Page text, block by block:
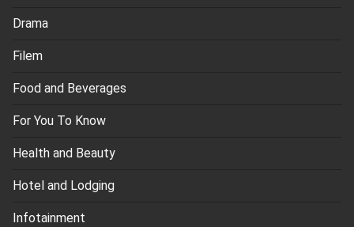
Drama
Filem
Food and Beverages
For You To Know
Health and Beauty
Hotel and Lodging
Infotainment